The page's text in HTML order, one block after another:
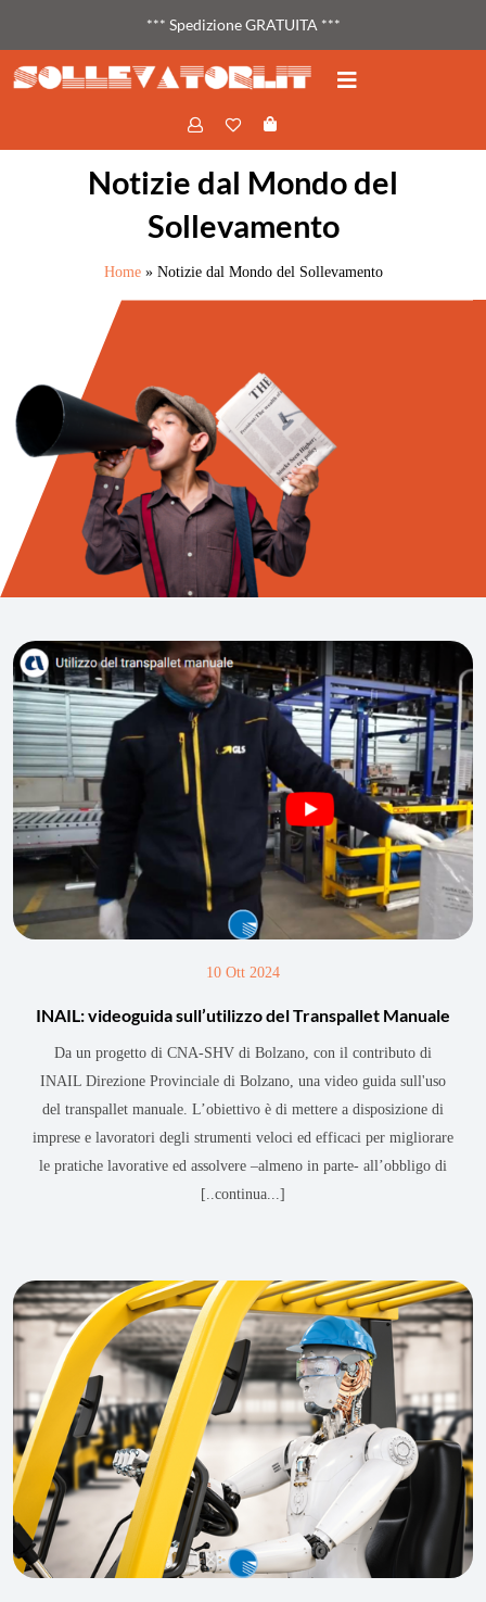
*** Spedizione GRATUITA ***
Notizie dal Mondo del
Sollevamento
Home» Notizie dal Mondo del Sollevamento
10 Ott 2024
INAIL: videoguida sull’utilizzo del Transpallet Manuale
Da un progetto di CNA-SHV di Bolzano, con il contributo di
INAIL Direzione Provinciale di Bolzano, una video guida sull'uso
del transpallet manuale. L’obiettivo è di mettere a disposizione di
imprese e lavoratori degli strumenti veloci ed efficaci per migliorare
le pratiche lavorative ed assolvere –almeno in parte- all’obbligo di
[..continua...]